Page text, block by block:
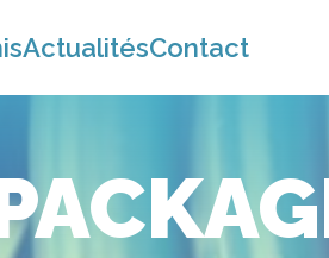
ActualitésContact